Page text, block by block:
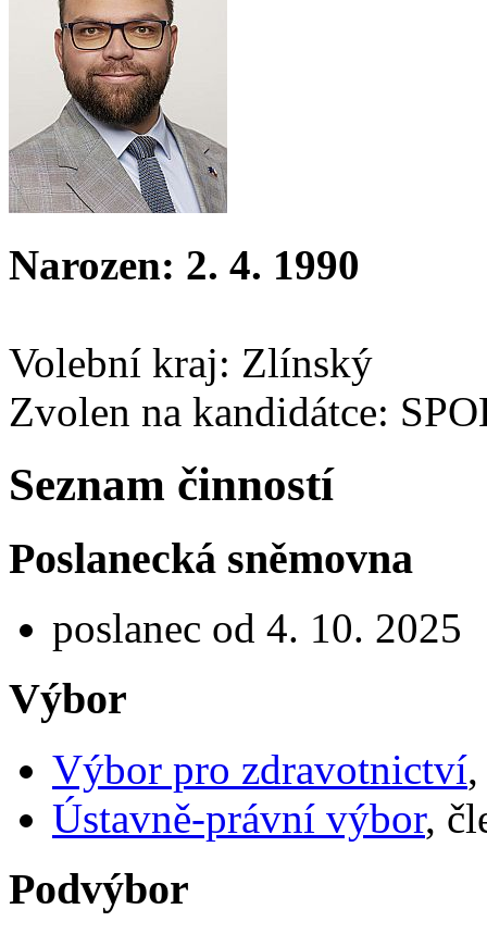
Narozen: 2. 4. 1990
Volební kraj: Zlínský
Zvolen na kandidátce:
Seznam činností
Poslanecká sněmovna
poslanec od 4. 10. 2025
Výbor
Výbor pro zdravotnictví
Ústavně-právní výbor,
Podvýbor